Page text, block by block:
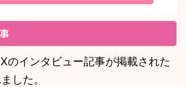
のインタビュー記事が掲載された
した。